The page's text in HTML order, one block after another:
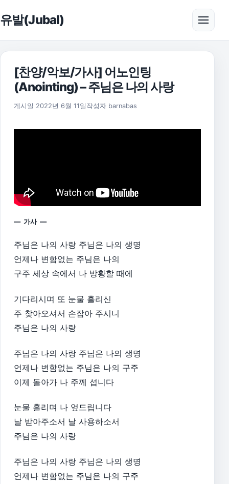
유발(Jubal) 메뉴
[찬양/악보/가사] 어노인팅
(Anointing) – 주님은 나의 사랑
게시일 2022년 6월 11일 2025년 11월 18일
작성자 barnabas
— 가사 —
주님은 나의 사랑 주님은 나의 생명
언제나 변함없는 주님은 나의
구주 세상 속에서 나 방황할 때에
기다리시며 또 눈물 흘리신
주 찾아오셔서 손잡아 주시니
주님은 나의 사랑
주님은 나의 사랑 주님은 나의 생명
언제나 변함없는 주님은 나의 구주
이제 돌아가 나 주께 섭니다
눈물 흘리며 나 엎드립니다
날 받아주소서 날 사용하소서
주님은 나의 사랑
주님은 나의 사랑 주님은 나의 생명
언제나 변함없는 주님은 나의 구주